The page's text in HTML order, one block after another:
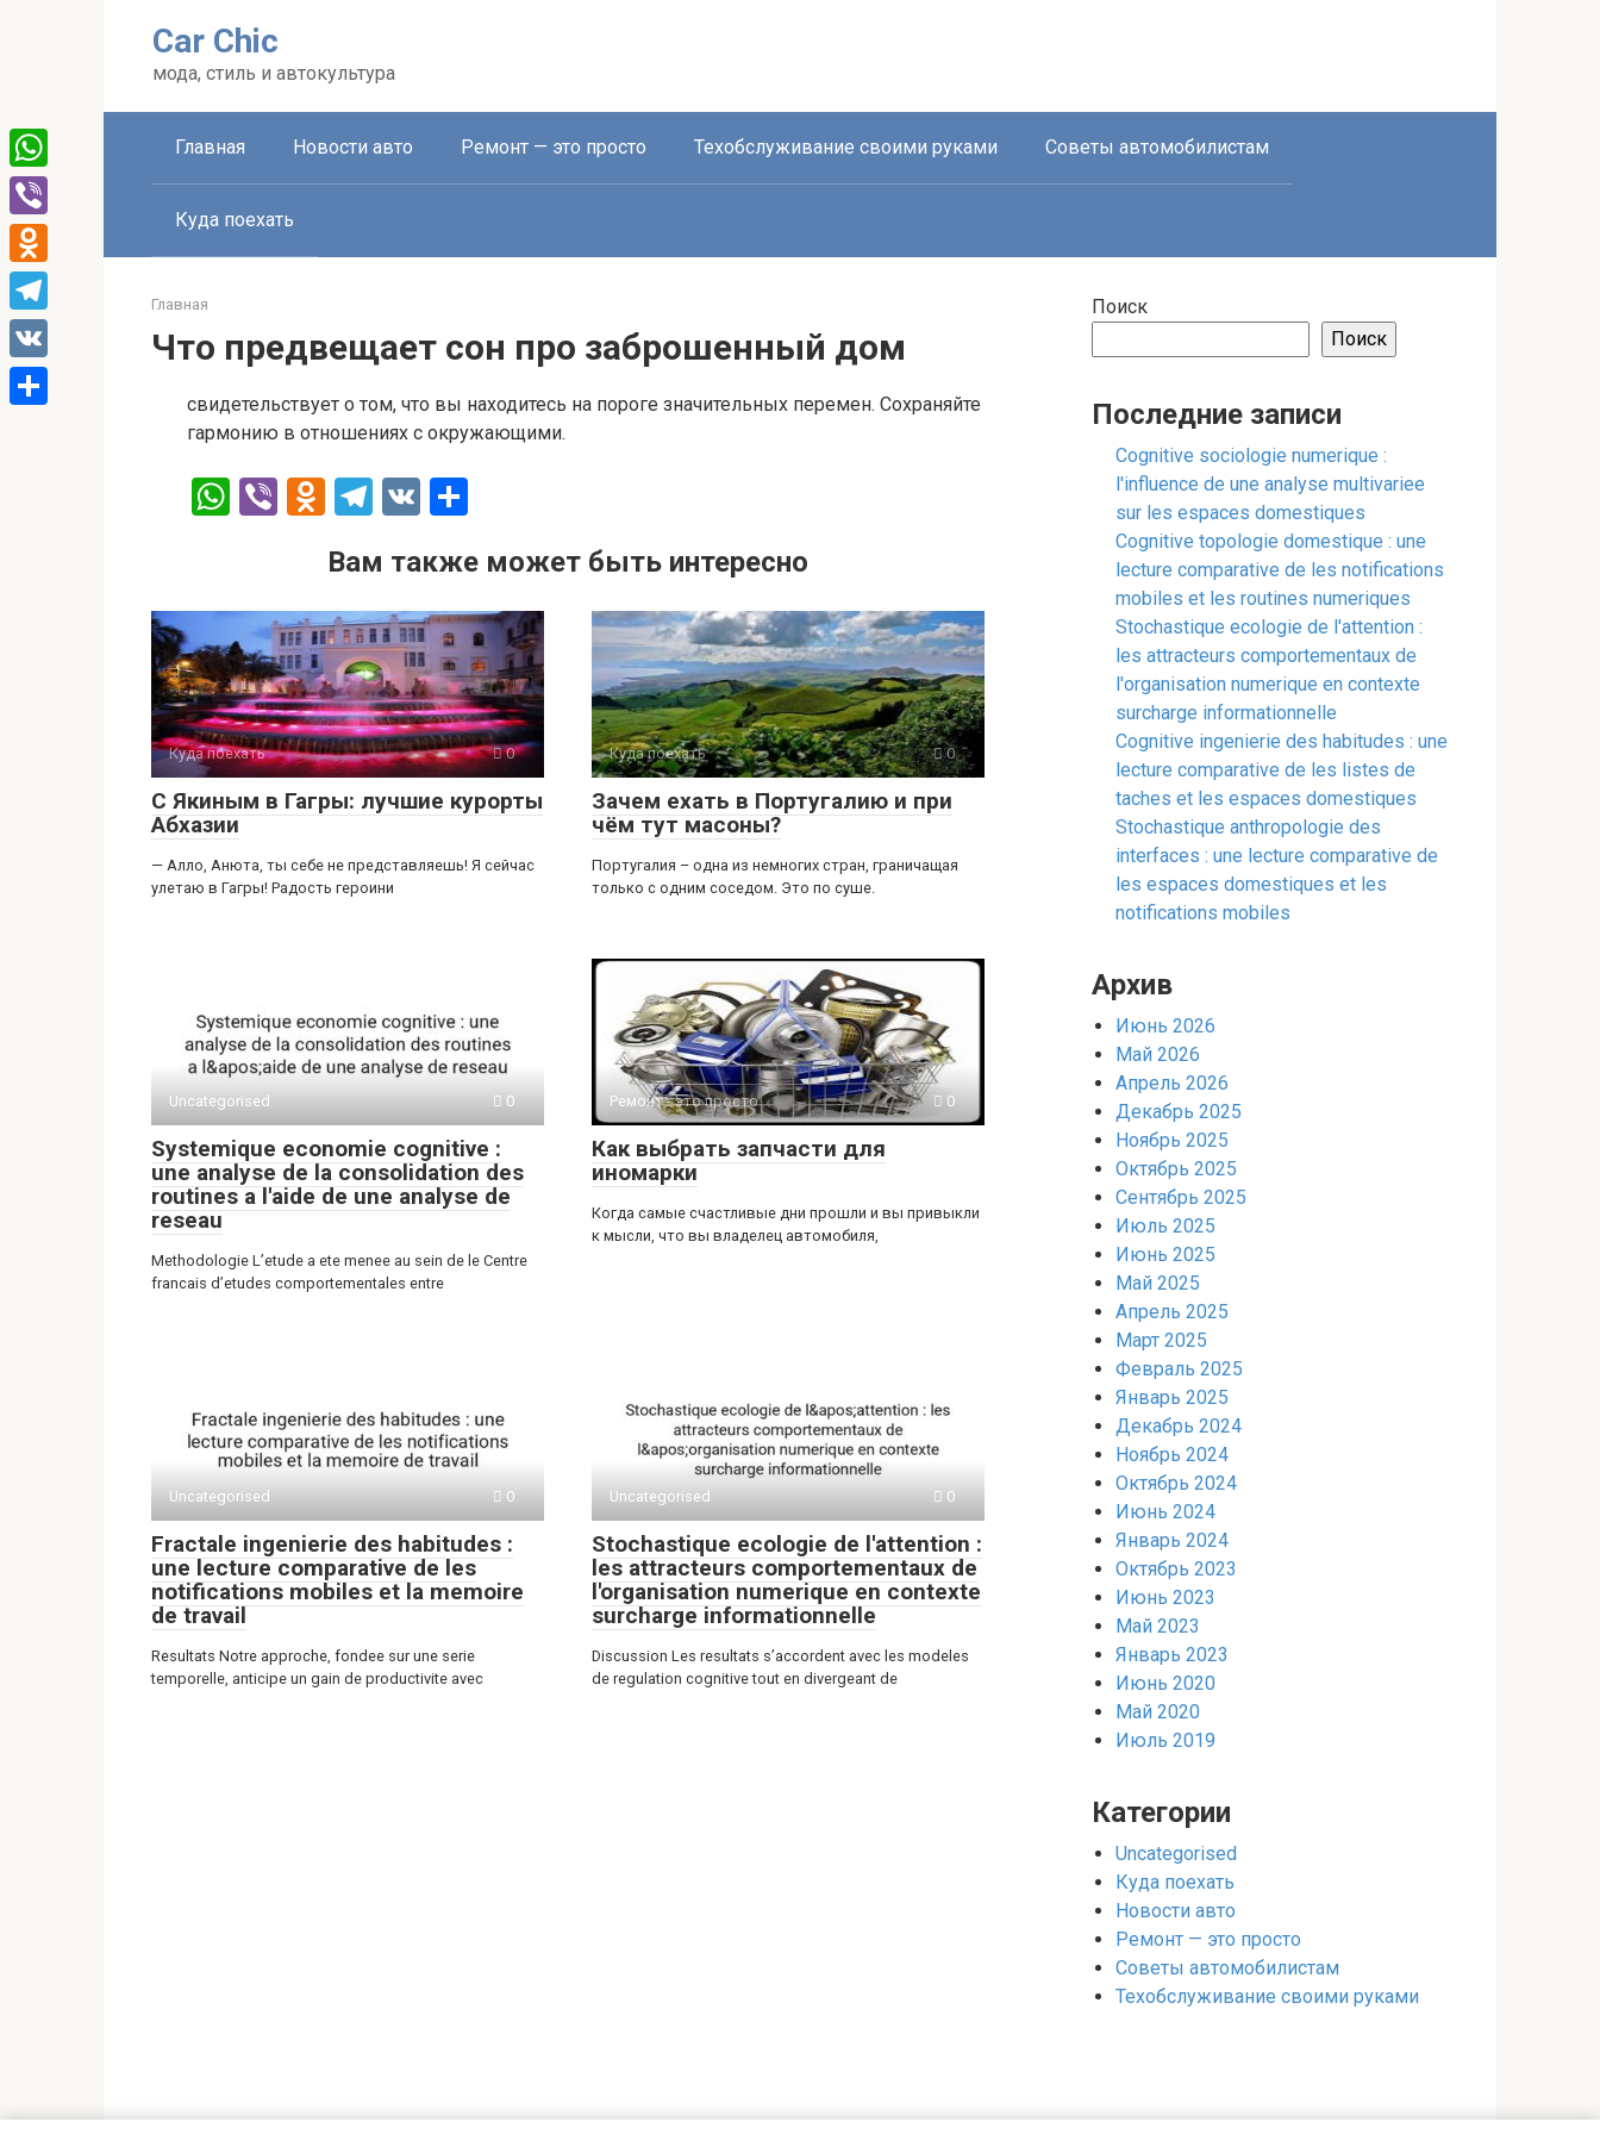
Car Chic
мода, стиль и автокультура
Главная Новости авто Ремонт — это просто Техобслуживание своими руками Советы автомобилистам
Куда поехать
Главная
Что предвещает сон про заброшенный дом
свидетельствует о том, что вы находитесь на пороге значительных перемен. Сохраняйте
гармонию в отношениях с окружающими.
W
s
A
p
p
Vi O
n
o
kl
a
ss
ni
ki
T
e
gr
a
m
V
п
р
а
в
и
ть
Вам также может быть интересно
Куда поехать 0
С Якиным в Гагры: лучшие курорты
Абхазии
— Алло, Анюта, ты себе не представляешь! Я сейчас
улетаю в Гагры! Радость героини
Куда поехать 0
Зачем ехать в Португалию и при
чём тут масоны?
Португалия – одна из немногих стран, граничащая
только с одним соседом. Это по суше.
Uncategorised 0
Systemique economie cognitive :
une analyse de la consolidation des
routines a l'aide de une analyse de
reseau
Methodologie L’etude a ete menee au sein de le Centre
francais d’etudes comportementales entre
Ремонт - это просто 0
Как выбрать запчасти для
иномарки
Когда самые счастливые дни прошли и вы привыкли
к мысли, что вы владелец автомобиля,
Uncategorised 0
Fractale ingenierie des habitudes :
une lecture comparative de les
notifications mobiles et la memoire
de travail
Resultats Notre approche, fondee sur une serie
temporelle, anticipe un gain de productivite avec
Uncategorised 0
Stochastique ecologie de l'attention :
les attracteurs comportementaux de
l'organisation numerique en contexte
surcharge informationnelle
Discussion Les resultats s’accordent avec les modeles
de regulation cognitive tout en divergeant de
Поиск
Поиск
Последние записи
Cognitive sociologie numerique :
l'influence de une analyse multivariee
sur les espaces domestiques
Cognitive topologie domestique : une
lecture comparative de les notifications
mobiles et les routines numeriques
Stochastique ecologie de l'attention :
les attracteurs comportementaux de
l'organisation numerique en contexte
surcharge informationnelle
Cognitive ingenierie des habitudes : une
lecture comparative de les listes de
taches et les espaces domestiques
Stochastique anthropologie des
interfaces : une lecture comparative de
les espaces domestiques et les
notifications mobiles
Архив
Июнь 2026
Май 2026
Апрель 2026
Декабрь 2025
Ноябрь 2025
Октябрь 2025
Сентябрь 2025
Июль 2025
Июнь 2025
Май 2025
Апрель 2025
Март 2025
Февраль 2025
Январь 2025
Декабрь 2024
Ноябрь 2024
Октябрь 2024
Июнь 2024
Январь 2024
Октябрь 2023
Июнь 2023
Май 2023
Январь 2023
Июнь 2020
Май 2020
Июль 2019
Категории
Uncategorised
Куда поехать
Новости авто
Ремонт — это просто
Советы автомобилистам
Техобслуживание своими руками
WhatsApp
Viber
Odnoklassniki
Telegram
VK